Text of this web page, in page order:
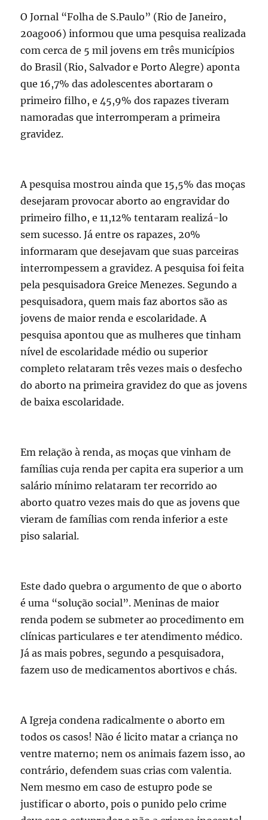
O Jornal “Folha de S.Paulo” (Rio de Janeiro,
20ago06) informou que uma pesquisa realizada
com cerca de 5 mil jovens em três municípios
do Brasil (Rio, Salvador e Porto Alegre) aponta
que 16,7% das adolescentes abortaram o
primeiro filho, e 45,9% dos rapazes tiveram
namoradas que interromperam a primeira
gravidez.
A pesquisa mostrou ainda que 15,5% das moças
desejaram provocar aborto ao engravidar do
primeiro filho, e 11,12% tentaram realizá-lo
sem sucesso. Já entre os rapazes, 20%
informaram que desejavam que suas parceiras
interrompessem a gravidez. A pesquisa foi feita
pela pesquisadora Greice Menezes. Segundo a
pesquisadora, quem mais faz abortos são as
jovens de maior renda e escolaridade. A
pesquisa apontou que as mulheres que tinham
nível de escolaridade médio ou superior
completo relataram três vezes mais o desfecho
do aborto na primeira gravidez do que as jovens
de baixa escolaridade.
Em relação à renda, as moças que vinham de
famílias cuja renda per capita era superior a um
salário mínimo relataram ter recorrido ao
aborto quatro vezes mais do que as jovens que
vieram de famílias com renda inferior a este
piso salarial.
Este dado quebra o argumento de que o aborto
é uma “solução social”. Meninas de maior
renda podem se submeter ao procedimento em
clínicas particulares e ter atendimento médico.
Já as mais pobres, segundo a pesquisadora,
fazem uso de medicamentos abortivos e chás.
A Igreja condena radicalmente o aborto em
todos os casos! Não é licito matar a criança no
ventre materno; nem os animais fazem isso, ao
contrário, defendem suas crias com valentia.
Nem mesmo em caso de estupro pode se
justificar o aborto, pois o punido pelo crime